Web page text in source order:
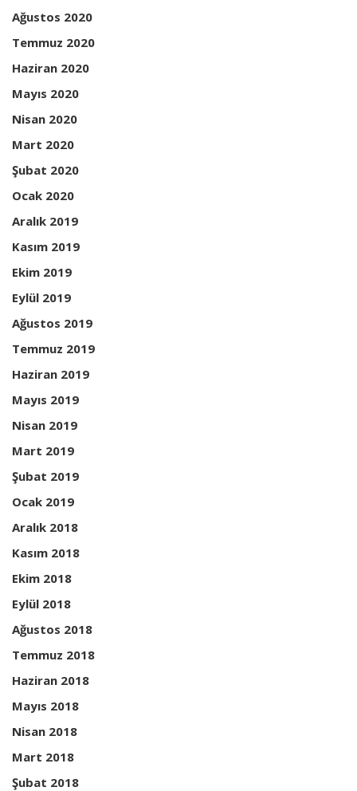
Ağustos 2020
Temmuz 2020
Haziran 2020
Mayıs 2020
Nisan 2020
Mart 2020
Şubat 2020
Ocak 2020
Aralık 2019
Kasım 2019
Ekim 2019
Eylül 2019
Ağustos 2019
Temmuz 2019
Haziran 2019
Mayıs 2019
Nisan 2019
Mart 2019
Şubat 2019
Ocak 2019
Aralık 2018
Kasım 2018
Ekim 2018
Eylül 2018
Ağustos 2018
Temmuz 2018
Haziran 2018
Mayıs 2018
Nisan 2018
Mart 2018
Şubat 2018